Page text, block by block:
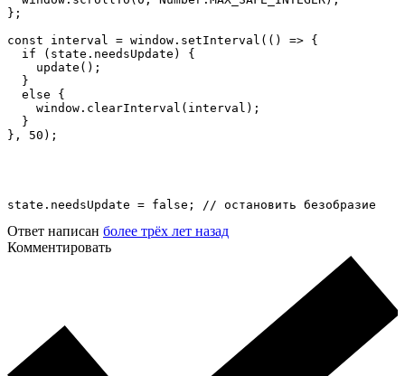
};
const interval = window.setInterval(() => {
  if (state.needsUpdate) {
    update();
  }
  else {
    window.clearInterval(interval);
  }
}, 50);
state.needsUpdate = false; // остановить безобразие
Ответ написан более трёх лет назад
Комментировать